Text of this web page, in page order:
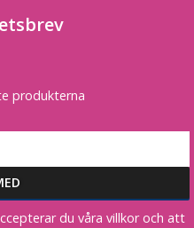
produkterna
du våra villkor och att